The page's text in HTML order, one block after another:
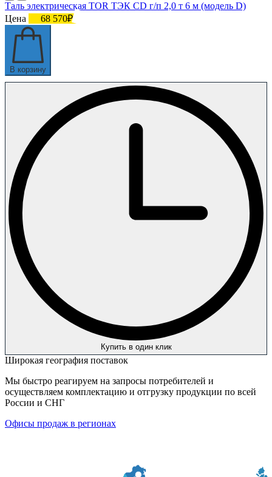
Таль электрическая TOR ТЭК CD г/п 2,0 т 6 м (модель D)
Цена
68 570₽
В корзину
Купить в один клик
Широкая география поставок
Мы быстро реагируем на запросы потребителей и
осуществляем комплектацию и отгрузку продукции по всей
России и СНГ
Офисы продаж в регионах